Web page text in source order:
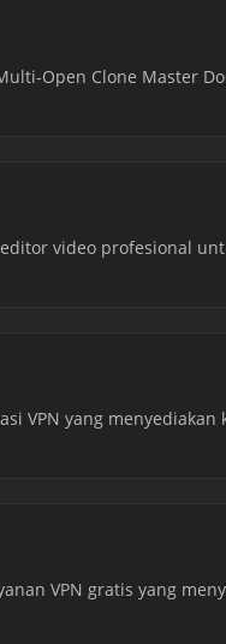
Open Clone Master
video profesional
VPN yang
VPN gratis yang